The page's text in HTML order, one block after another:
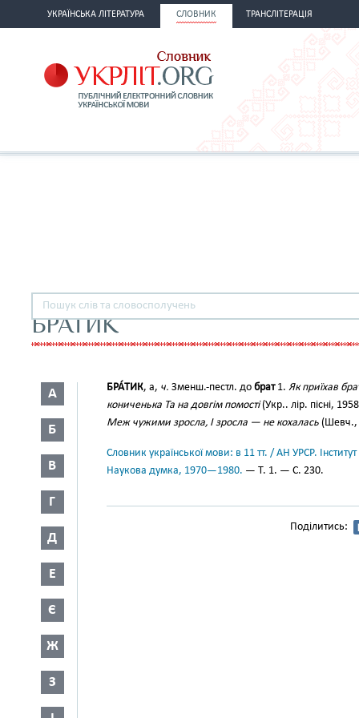
УКРАЇНСЬКА ЛІТЕРАТУРА СЛОВНИК ТРАНСЛІТЕРАЦІЯ
БРАТИК
А
Б
В
Г
Д
Е
Є
Ж
З
БРА́ТИК, а, ч. Зменш.-пестл. до брат1. Як приїхав
кониченька Та на довгім помості(Укр.. лір. пісні,
Меж чужими зросла, І зросла — не кохалась (Шевч.,
Словник української мови: в 11 тт. / АН УРСР.
Наукова думка, 1970—1980. — Т. 1. — С. 230.
Поділитись: